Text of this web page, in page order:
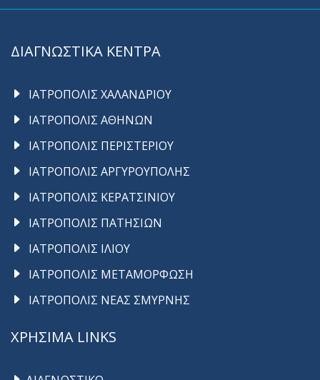
ΔΙΑΓΝΩΣΤΙΚΑ ΚΕΝΤΡΑ
ΙΑΤΡΟΠΟΛΙΣ ΧΑΛΑΝΔΡΙΟΥ
ΙΑΤΡΟΠΟΛΙΣ ΑΘΗΝΩΝ
ΙΑΤΡΟΠΟΛΙΣ ΠΕΡΙΣΤΕΡΙΟΥ
ΙΑΤΡΟΠΟΛΙΣ ΑΡΓΥΡΟΥΠΟΛΗΣ
ΙΑΤΡΟΠΟΛΙΣ ΚΕΡΑΤΣΙΝΙΟΥ
ΙΑΤΡΟΠΟΛΙΣ ΠΑΤΗΣΙΩΝ
ΙΑΤΡΟΠΟΛΙΣ ΙΛΙΟΥ
ΙΑΤΡΟΠΟΛΙΣ ΜΕΤΑΜΟΡΦΩΣΗ
ΙΑΤΡΟΠΟΛΙΣ ΝΕΑΣ ΣΜΥΡΝΗΣ
ΧΡΗΣΙΜΑ LINKS